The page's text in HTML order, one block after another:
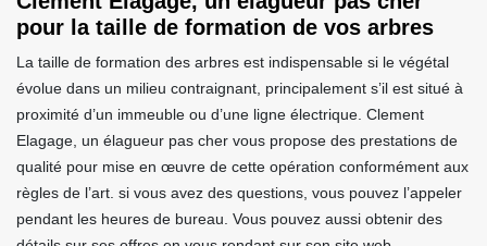
pour la taille de formation de vos arbres
La taille de formation des arbres est indispensable si le végétal
évolue dans un milieu contraignant, principalement s’il est situé à
proximité d’un immeuble ou d’une ligne électrique. Clement
Elagage, un élagueur pas cher vous propose des prestations de
qualité pour mise en œuvre de cette opération conformément aux
règles de l’art. si vous avez des questions, vous pouvez l’appeler
pendant les heures de bureau. Vous pouvez aussi obtenir des